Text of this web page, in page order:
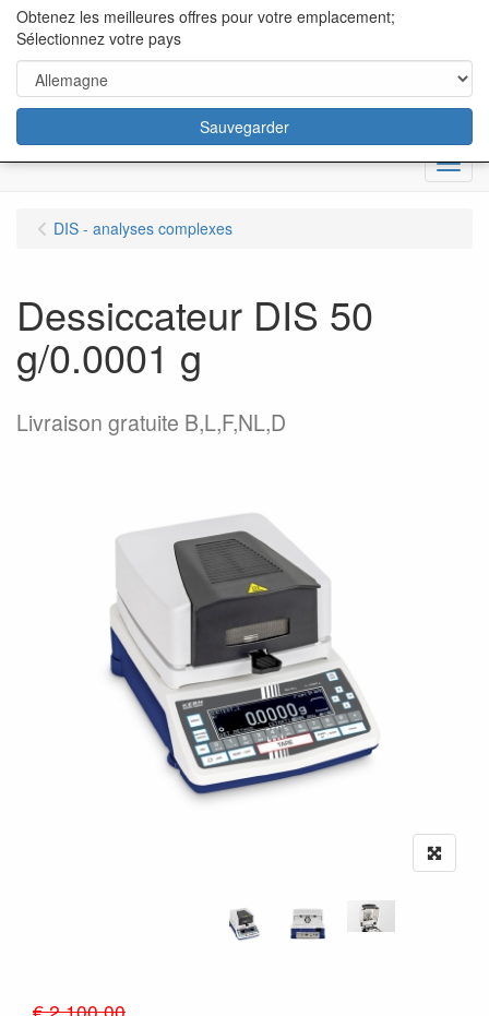
content="18/11/2025″/>
Menu
DIS - analyses complexes
Dessiccateur DIS 50
g/0.0001 g
Livraison gratuite B,L,F,NL,D
Obtenez les meilleures offres pour votre emplacement;
Sélectionnez votre pays
Sauvegarder